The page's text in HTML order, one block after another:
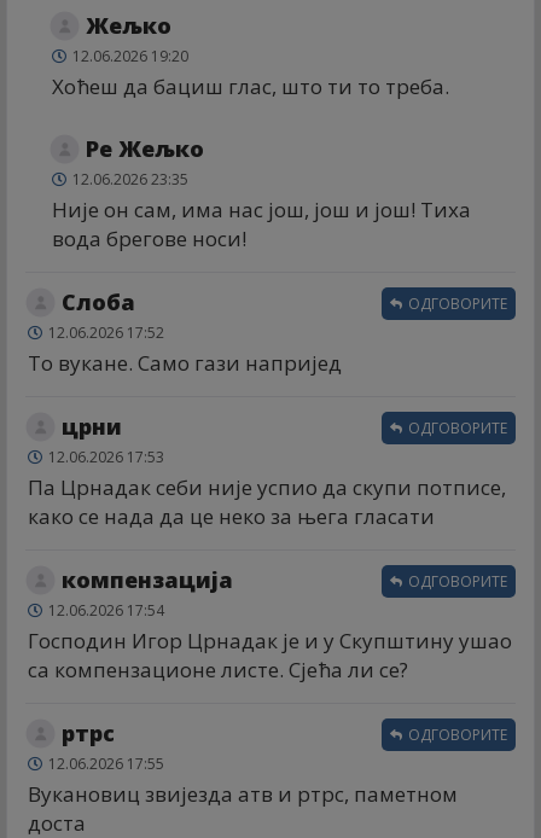
Жељко
12.06.2026 19:20
Хоћеш да бациш глас, што ти то треба.
Ре Жељко
12.06.2026 23:35
Није он сам, има нас још, још и још! Тиха
вода брегове носи!
Слоба
12.06.2026 17:52
То вукане. Само гази напријед
ОДГОВОРИТЕ
црни
12.06.2026 17:53
Па Црнадак себи није успио да скупи потписе,
како се нада да це неко за њега гласати
ОДГОВОРИТЕ
компензација
12.06.2026 17:54
Господин Игор Црнадак је и у Скупштину ушао
са компензационе листе. Сјећа ли се?
ОДГОВОРИТЕ
ртрс
12.06.2026 17:55
Вукановиц звијезда атв и ртрс, паметном
доста
ОДГОВОРИТЕ